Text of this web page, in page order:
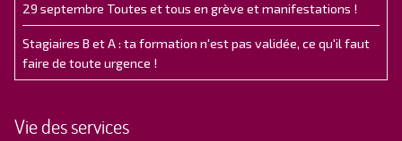
29 septembre Toutes et tous en grève et manifestations !
Stagiaires B et A : ta formation n'est pas validée, ce qu'il faut
faire de toute urgence !
Vie des services